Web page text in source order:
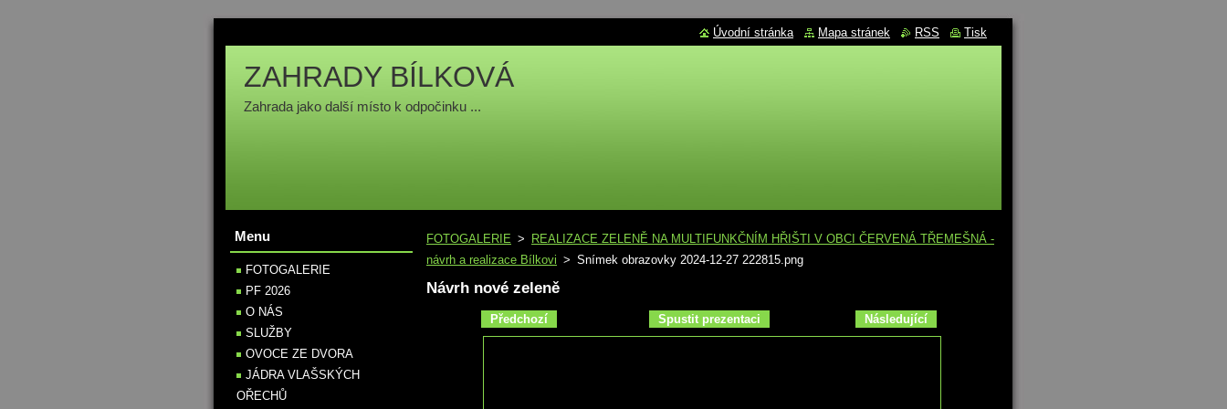
ZAHRADY BÍLKOVÁ
Zahrada jako další místo k odpočinku ...
FOTOGALERIE >
REALIZACE ZELENĚ NA MULTIFUNKČNÍM HŘIŠTI V OBCI ČERVENÁ TŘEMEŠNÁ -
návrh a realizace Bílkovi > Snímek obrazovky 2024-12-27 222815.png
Návrh nové zeleně
Předchozí Spustit prezentaci Následující
Menu
FOTOGALERIE
PF 2026
O NÁS
SLUŽBY
OVOCE ZE DVORA
JÁDRA VLAŠSKÝCH
OŘECHŮ
Úvodní stránka Mapa stránek RSS Tisk